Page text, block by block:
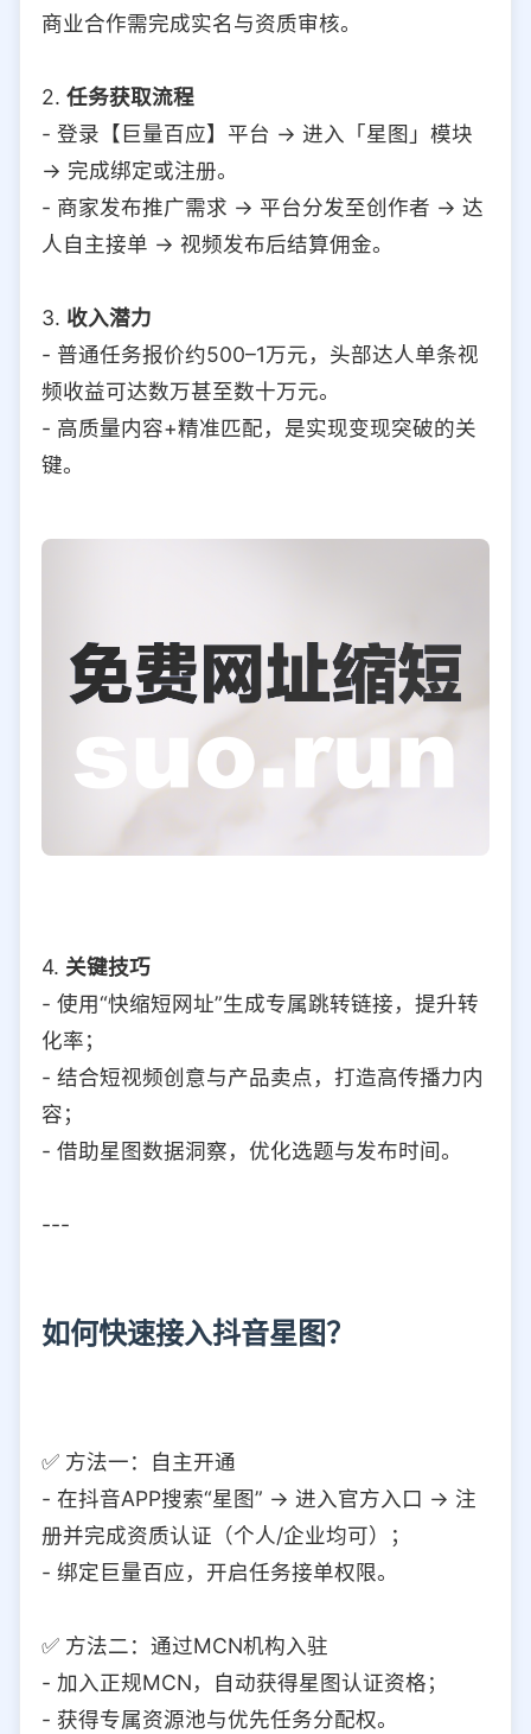
商业合作需完成实名与资质审核。
2. 任务获取流程
- 登录【巨量百应】平台 → 进入「星图」模块
→ 完成绑定或注册。
- 商家发布推广需求 → 平台分发至创作者 → 达
人自主接单 → 视频发布后结算佣金。
3. 收入潜力
- 普通任务报价约500–1万元，头部达人单条视
频收益可达数万甚至数十万元。
- 高质量内容+精准匹配，是实现变现突破的关
键。
4. 关键技巧
- 使用“快缩短网址”生成专属跳转链接，提升转
化率；
- 结合短视频创意与产品卖点，打造高传播力内
容；
- 借助星图数据洞察，优化选题与发布时间。
---
如何快速接入抖音星图？
✅ 方法一：自主开通
- 在抖音APP搜索“星图” → 进入官方入口 → 注
册并完成资质认证（个人/企业均可）；
- 绑定巨量百应，开启任务接单权限。
✅ 方法二：通过MCN机构入驻
- 加入正规MCN，自动获得星图认证资格；
- 获得专属资源池与优先任务分配权。